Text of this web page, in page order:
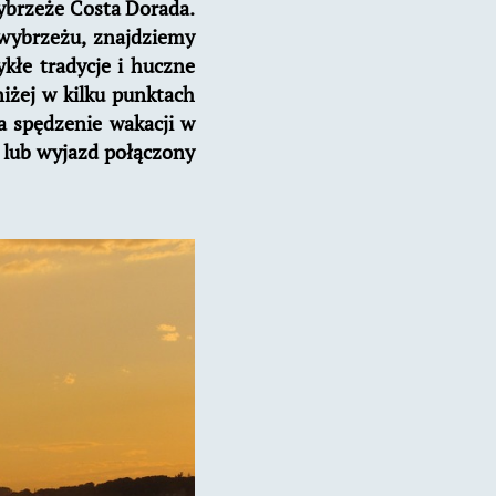
Costa Dorada.
znajdziemy
tradycje i huczne
w kilku punktach
spędzenie wakacji w
wyjazd połączony